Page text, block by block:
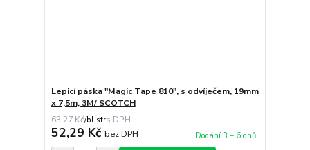
Lepicí páska "Magic Tape 810", s odvíječem, 19mm
x 7,5m, 3M/ SCOTCH
63,27 Kč/blistr
52,29 Kč bez DPH Dodání 3 – 6 dnů